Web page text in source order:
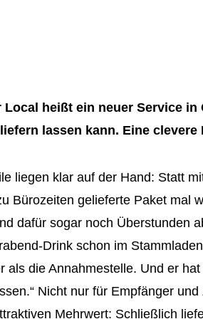
Local heißt ein neuer Service
lassen kann. Eine
liegen klar auf der Hand: Statt
Bürozeiten gelieferte Paket mal
dafür sogar noch Überstunden
Drink schon im
als die Annahmestelle. Und er
Nicht nur für Empfänger
Mehrwert: Schließlich